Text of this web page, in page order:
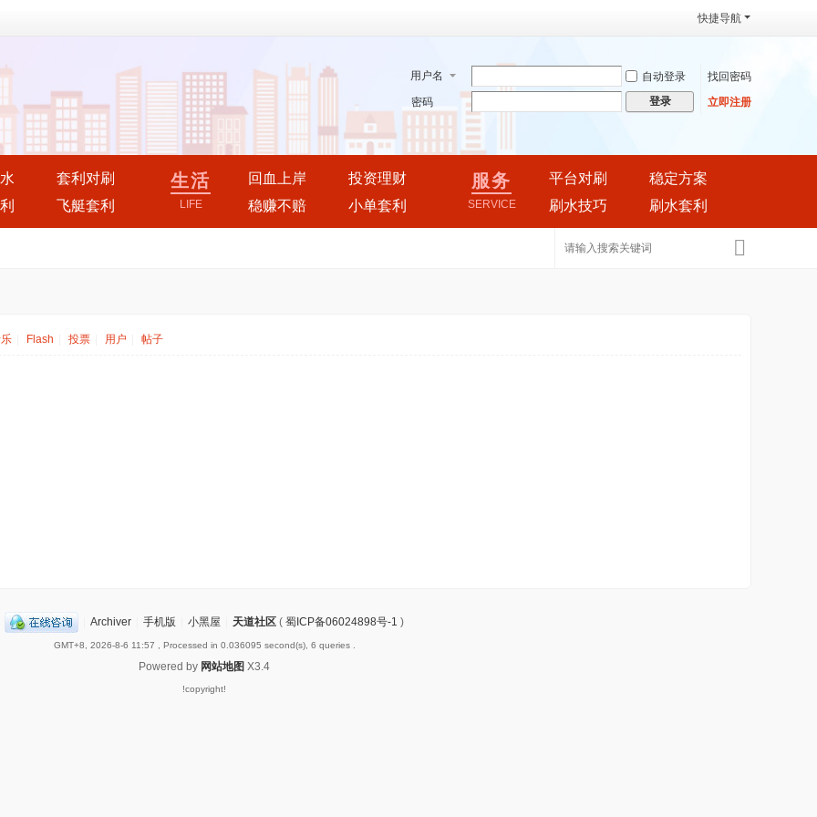
快捷导航
用户名 自动登录
找回密码
密码
登录 立即注册
套利对刷
飞艇套利
生活
LIFE
回血上岸
投资理财
稳赚不赔
小单套利
服务
SERVICE
平台对刷
稳定方案
刷水技巧
刷水套利
Flash 投票 用户 帖子
Archiver 手机版 小黑屋 天道社区 ( 蜀ICP备06024898号-1 )
GMT+8, 2026-8-6 11:57 , Processed in 0.036095 second(s), 6 queries .
Powered by 网站地图 X3.4
!copyright!